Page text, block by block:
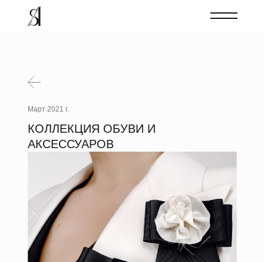
Март 2021 г.
КОЛЛЕКЦИЯ ОБУВИ И
АКСЕССУАРОВ